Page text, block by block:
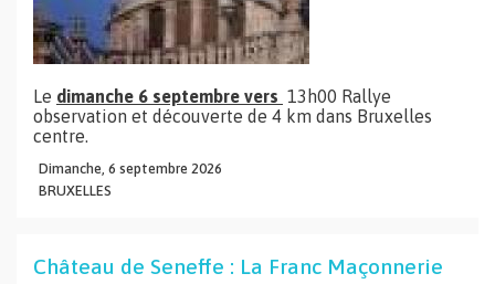
Le dimanche 6 septembre vers 13h00 Rallye
observation et découverte de 4 km dans Bruxelles
centre.
Dimanche, 6 septembre 2026
BRUXELLES
Château de Seneffe : La Franc Maçonnerie